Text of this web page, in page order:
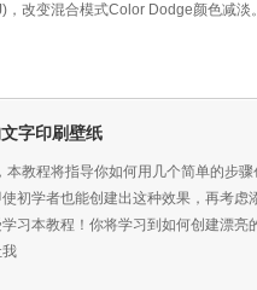
，改变混合模式Color Dodge颜色减淡
字印刷壁纸
本教程将指导你如何用几个简单的步骤
初学者也能创建出这种效果，再考虑
习本教程！你将学习到如何创建漂亮